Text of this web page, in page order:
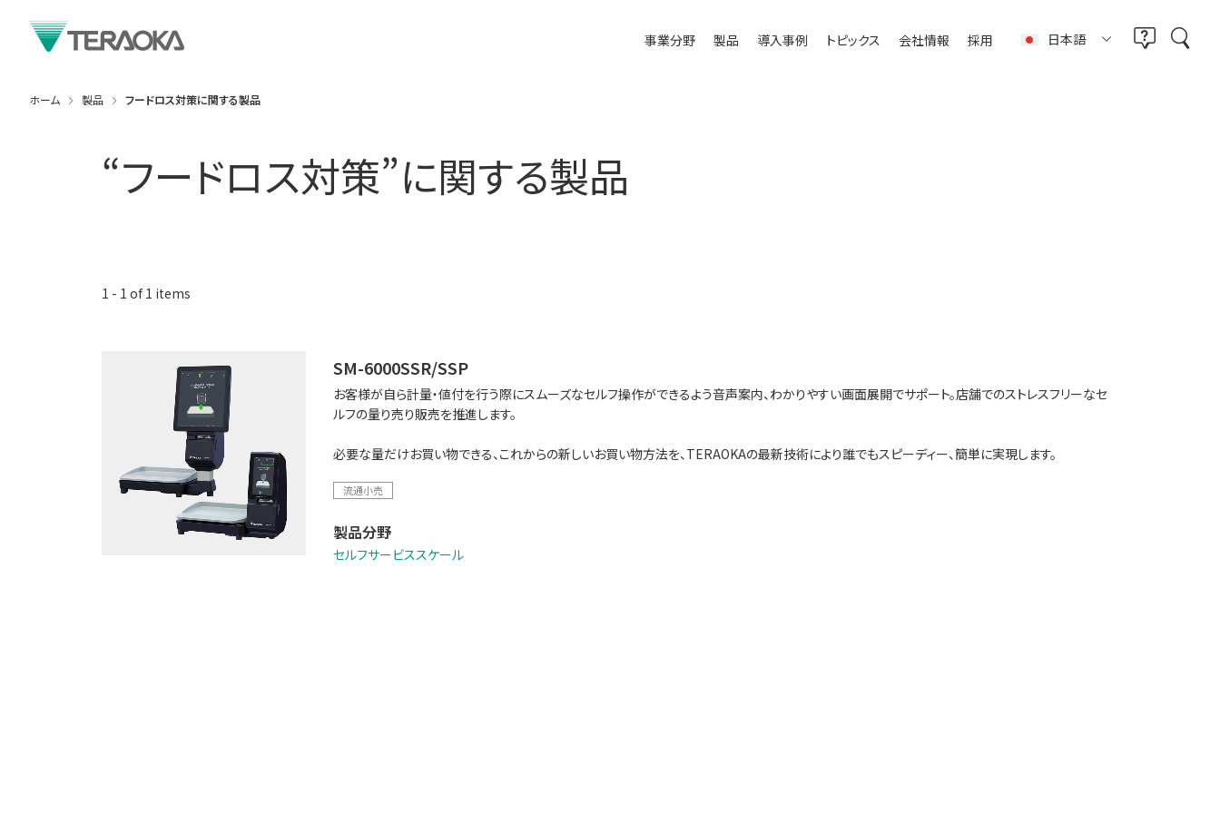
事業分野 製品 導入事例 トピックス 会社情報 採用 日本語
ホーム 製品 フードロス対策に関する製品
“フードロス対策”に関する製品
1 - 1 of1 items
SM-6000SSR/SSP
お客様が自ら計量・値付を行う際にスムーズなセルフ操作ができるよう音声案内、わかりやすい画面展開でサポート。店舗でのストレスフリーなセ
ルフの量り売り販売を推進します。
必要な量だけお買い物できる、これからの新しいお買い物方法を、TERAOKAの最新技術により誰でもスピーディー、簡単に実現します。
流通小売
製品分野
セルフサービススケール